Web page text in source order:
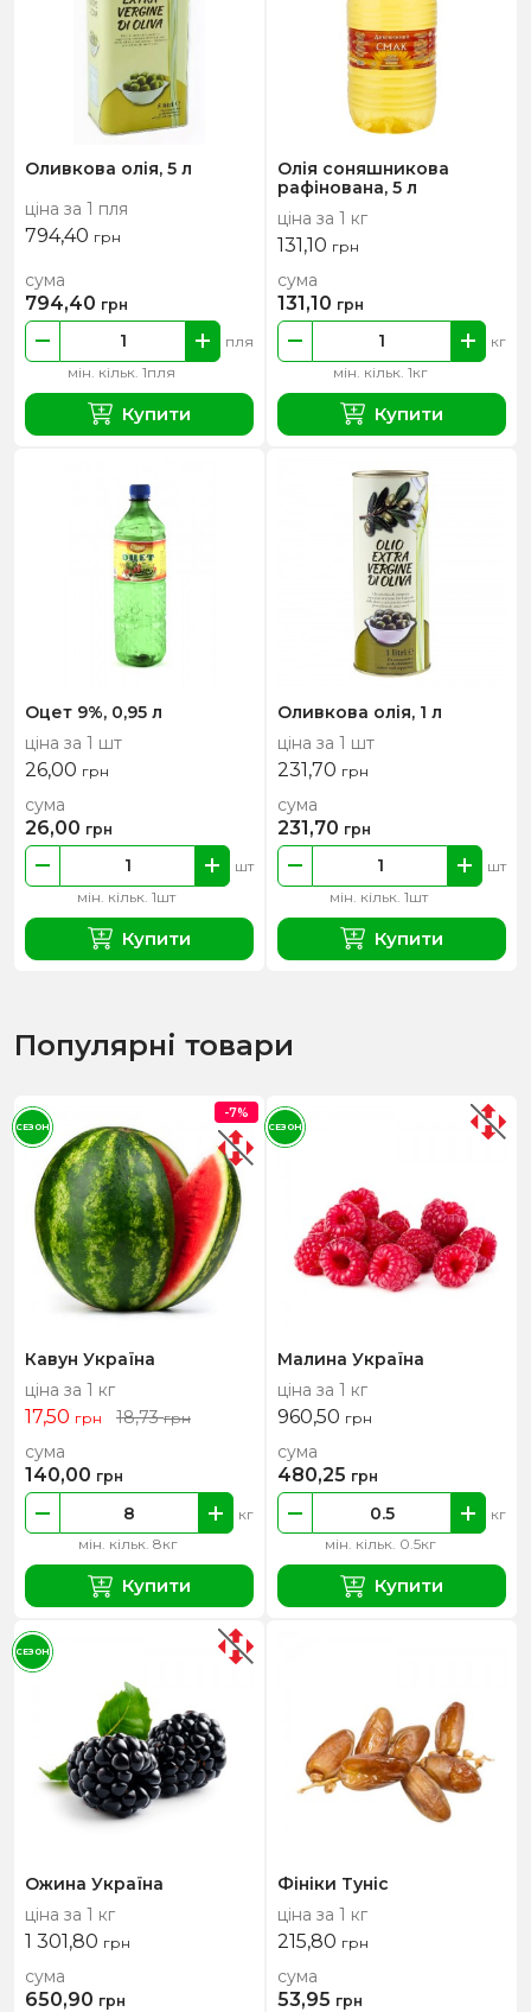
Оливкова олія, 5 л
ціна за 1 пля
794,40 грн
мін. кільк. 1пля
пля
сума
794,40 грн
Купити
Олія соняшникова
рафінована, 5 л
ціна за 1 кг
131,10 грн
мін. кільк. 1кг
кг
сума
131,10 грн
Купити
Оцет 9%, 0,95 л
ціна за 1 шт
26,00 грн
мін. кільк. 1шт
шт
сума
26,00 грн
Купити
Оливкова олія, 1 л
ціна за 1 шт
231,70 грн
мін. кільк. 1шт
шт
сума
231,70 грн
Купити
Популярні товари
Кавун Україна
ціна за 1 кг
17,50 грн 18,73грн
мін. кільк. 8кг
кг
сума
140,00 грн
Купити
-7%
СЕЗОН
Малина Україна
ціна за 1 кг
960,50 грн
мін. кільк. 0.5кг
кг
сума
480,25 грн
Купити
СЕЗОН
Ожина Україна
ціна за 1 кг
1 301,80 грн
сума
650,90 грн
СЕЗОН
Фініки Туніс
ціна за 1 кг
215,80 грн
сума
53,95 грн